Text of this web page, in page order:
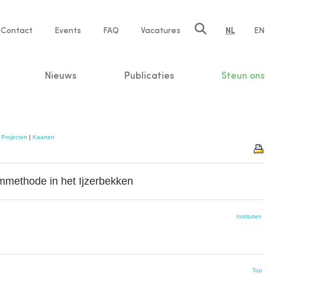
Contact Events FAQ Vacatures NL EN
Nieuws Publicaties Steun ons
Projecten | Kaarten
in het Ijzerbekken
Instituten
Top